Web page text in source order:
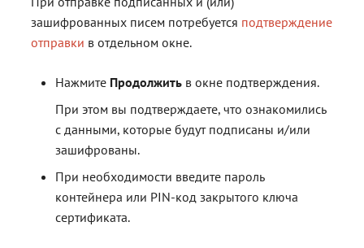
зашифрованных писем потребуется подтверждение
отправки в отдельном окне.
Нажмите Продолжить в окне подтверждения.
При этом вы подтверждаете, что ознакомились
с данными, которые будут подписаны и/или
зашифрованы.
При необходимости введите пароль
контейнера или PIN-код закрытого ключа
сертификата.